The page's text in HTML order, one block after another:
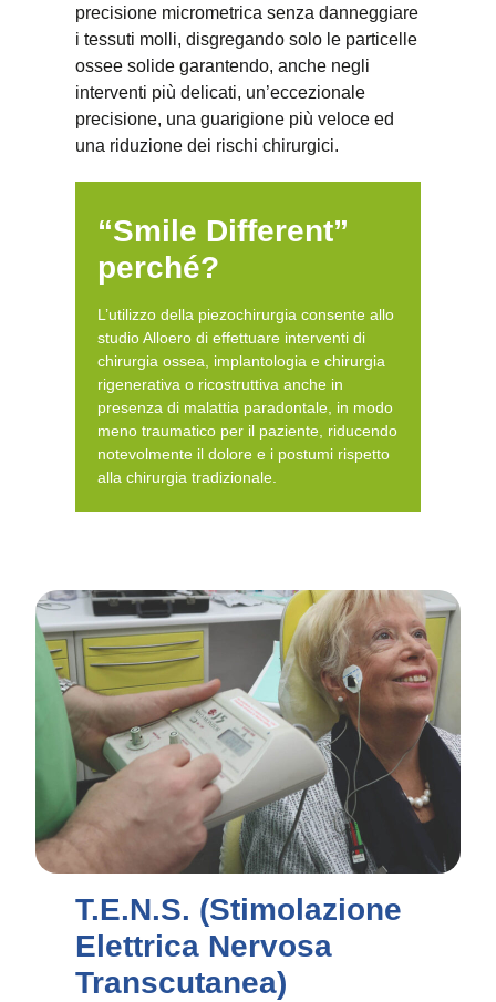
precisione micrometrica senza danneggiare
i tessuti molli, disgregando solo le particelle
ossee solide garantendo, anche negli
interventi più delicati, un’eccezionale
precisione, una guarigione più veloce ed
una riduzione dei rischi chirurgici.
“Smile Different”
perché?
L’utilizzo della piezochirurgia consente allo
studio Alloero di effettuare interventi di
chirurgia ossea, implantologia e chirurgia
rigenerativa o ricostruttiva anche in
presenza di malattia paradontale, in modo
meno traumatico per il paziente, riducendo
notevolmente il dolore e i postumi rispetto
alla chirurgia tradizionale.
T.E.N.S. (Stimolazione
Elettrica Nervosa
Transcutanea)